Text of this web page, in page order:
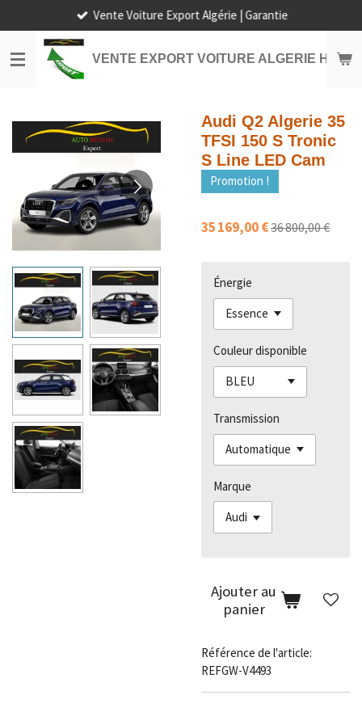
au
contenu
principal
VENTE EXPORT VOITURE ALGERIE HORS
Vente Voiture Export Algérie | Garantie
Audi Q2 Algerie 35
TFSI 150 S Tronic
S Line LED Cam
Promotion !
35 169,00 €36 800,00 €
Énergie
Couleur disponible
Transmission
Marque
Ajouter au
panier
Référence de l'article:
REFGW-V4493